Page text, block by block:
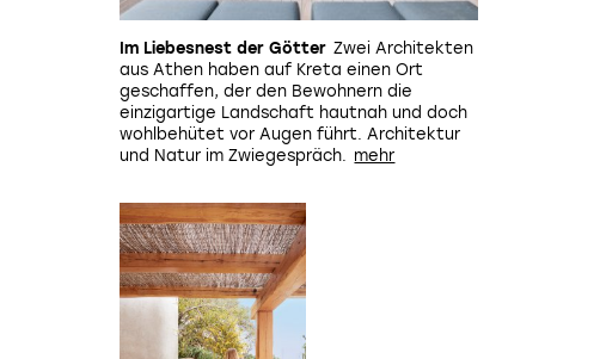
Im Liebesnest der Götter Zwei Architekten
aus Athen haben auf Kreta einen Ort
geschaffen, der den Bewohnern die
einzigartige Landschaft hautnah und doch
wohlbehütet vor Augen führt. Architektur
und Natur im Zwiegespräch.